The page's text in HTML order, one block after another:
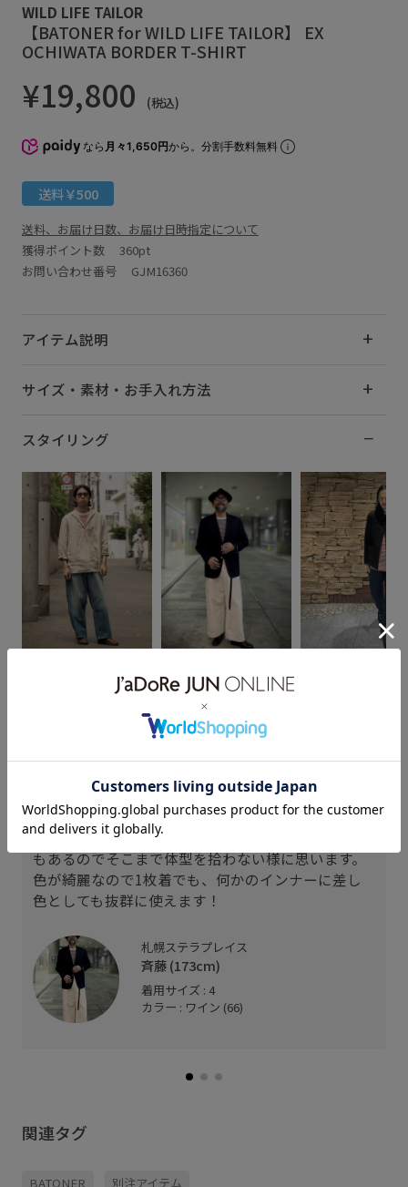
WILD LIFE TAILOR
【BATONER for WILD LIFE TAILOR】 EX
OCHIWATA BORDER T-SHIRT
¥19,800 (税込)
なら 月々1,650円から。分割手数料無料
送料￥500
送料、お届け日数、お届け日時指定について
獲得ポイント数 360pt
お問い合わせ番号 GJM16360
アイテム説明
サイズ・素材・お手入れ方法
スタイリング
173cm SIZE:4
スタッフレビュー
ゆったりと柔らかく着やすい上、比較的生地の厚さ
もあるのでそこまで体型を拾わない様に思います。
色が綺麗なので1枚着でも、何かのインナーに差し
色としても抜群に使えます！
札幌ステラプレイス
斉藤 (173cm)
着用サイズ : 4
カラー : ワイン (66)
関連タグ
BATONER 別注アイテム